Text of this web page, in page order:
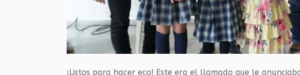
¡Listos para hacer eco! Este era el llamado que le